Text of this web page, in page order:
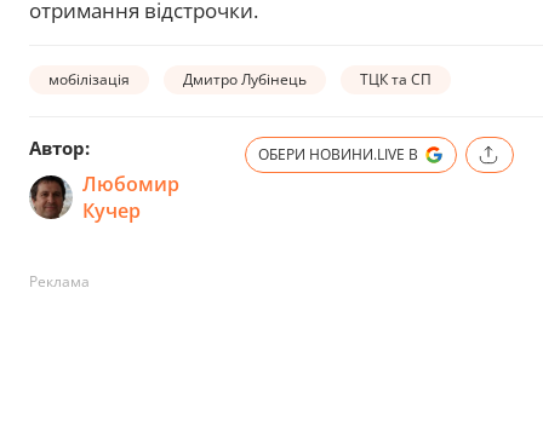
отримання відстрочки.
мобілізація Дмитро Лубінець ТЦК та СП
Автор:
Любомир
Кучер
ОБЕРИ НОВИНИ.LIVE В
Реклама